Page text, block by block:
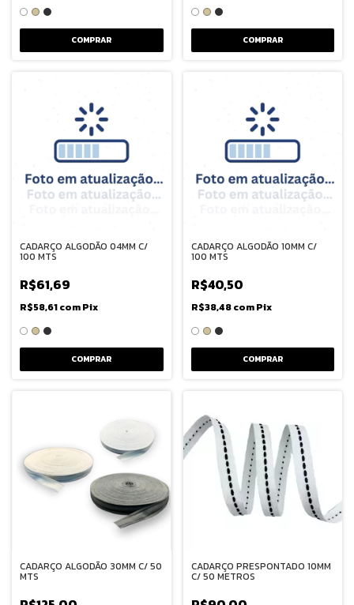
COMPRAR COMPRAR
CADARÇO ALGODÃO 04MM C/
100 MTS
R$61,69
R$58,61comPix
COMPRAR
CADARÇO ALGODÃO 10MM C/
100 MTS
R$40,50
R$38,48comPix
COMPRAR
CADARÇO ALGODÃO 30MM C/ 50
MTS
CADARÇO PRESPONTADO 10MM
C/ 50 METROS